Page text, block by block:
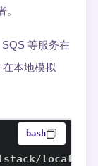
。
SQS 等服务在
本地模拟
bash